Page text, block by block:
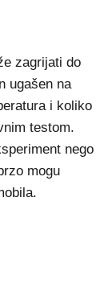
zagrijati do
ugašen na
i koliko
testom.
nego
mogu